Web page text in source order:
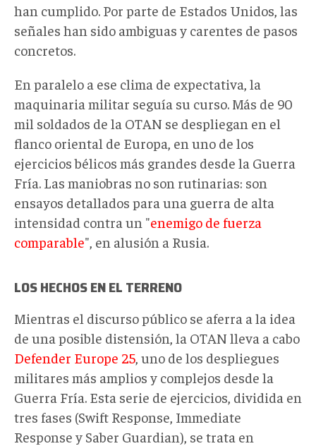
han cumplido. Por parte de Estados Unidos, las
señales han sido ambiguas y carentes de pasos
concretos.
En paralelo a ese clima de expectativa, la
maquinaria militar seguía su curso. Más de 90
mil soldados de la OTAN se despliegan en el
flanco oriental de Europa, en uno de los
ejercicios bélicos más grandes desde la Guerra
Fría. Las maniobras no son rutinarias: son
ensayos detallados para una guerra de alta
intensidad contra un "enemigo de fuerza
comparable", en alusión a Rusia.
LOS HECHOS EN EL TERRENO
Mientras el discurso público se aferra a la idea
de una posible distensión, la OTAN lleva a cabo
Defender Europe 25 , uno de los despliegues
militares más amplios y complejos desde la
Guerra Fría. Esta serie de ejercicios, dividida en
tres fases (Swift Response, Immediate
Response y Saber Guardian), se trata en